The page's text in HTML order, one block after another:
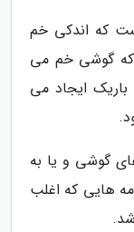
که اندکی خم
که گوشی خم می
ایجاد می
گوشی و یا به
هایی که اغلب